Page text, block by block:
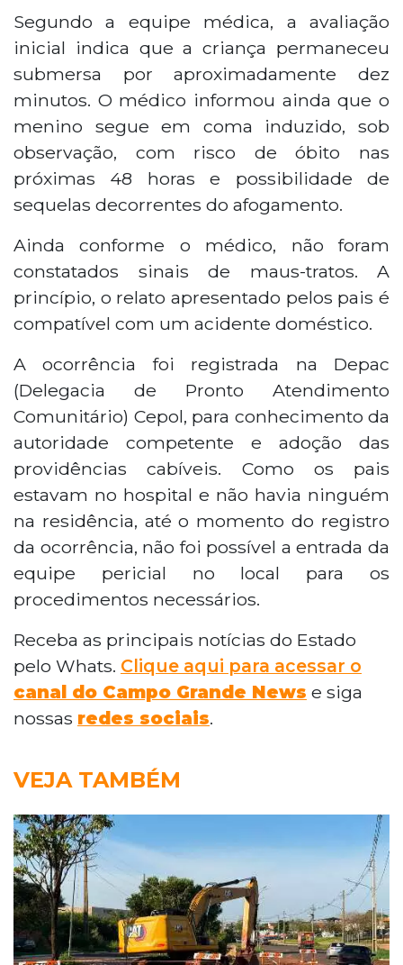
Segundo a equipe médica, a avaliação
inicial indica que a criança permaneceu
submersa por aproximadamente dez
minutos. O médico informou ainda que o
menino segue em coma induzido, sob
observação, com risco de óbito nas
próximas 48 horas e possibilidade de
sequelas decorrentes do afogamento.
Ainda conforme o médico, não foram
constatados sinais de maus-tratos. A
princípio, o relato apresentado pelos pais é
compatível com um acidente doméstico.
A ocorrência foi registrada na Depac
(Delegacia de Pronto Atendimento
Comunitário) Cepol, para conhecimento da
autoridade competente e adoção das
providências cabíveis. Como os pais
estavam no hospital e não havia ninguém
na residência, até o momento do registro
da ocorrência, não foi possível a entrada da
equipe pericial no local para os
procedimentos necessários.
Receba as principais notícias do Estado
pelo Whats. Clique aqui para acessar o
canal do Campo Grande News e siga
nossas redes sociais.
VEJA TAMBÉM